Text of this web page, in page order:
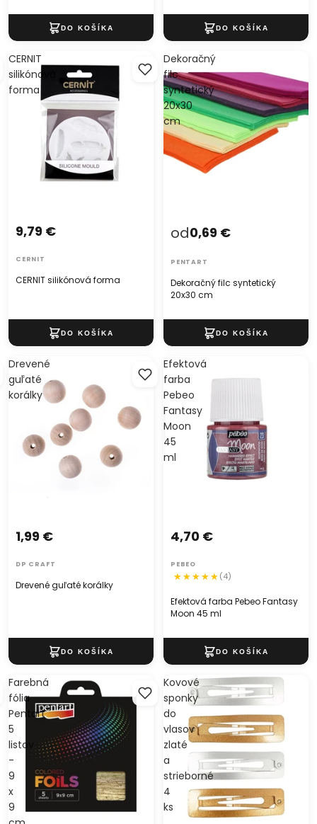
CERNIT
silikónová
forma
CERNIT silikónová forma
9,79 €
CERNIT
Dekoračný
filc
syntetický
20x30
cm
Dekoračný filc syntetický
20x30 cm
od0,69 €
PENTART
Drevené
guľaté
korálky
Drevené guľaté korálky
1,99 €
DP CRAFT
Efektová
farba
Pebeo
Fantasy
Moon
45
ml
Efektová farba Pebeo Fantasy
Moon 45 ml
4,70 €
PEBEO
(4)
Farebná
fólia
Pentart
5
listov
-
9
x
9
Kovové
sponky
do
vlasov
zlaté
a
strieborné
4
ks